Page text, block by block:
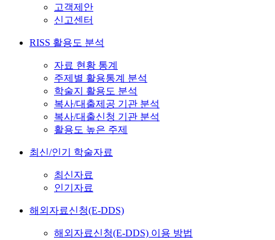
고객제안
신고센터
RISS 활용도 분석
자료 현황 통계
주제별 활용통계 분석
학술지 활용도 분석
복사/대출제공 기관 분석
복사/대출신청 기관 분석
활용도 높은 주제
최신/인기 학술자료
최신자료
인기자료
해외자료신청(E-DDS)
해외자료신청(E-DDS) 이용 방법